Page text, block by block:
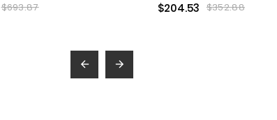
$693.87 A34534
$204.53 $352.88
 